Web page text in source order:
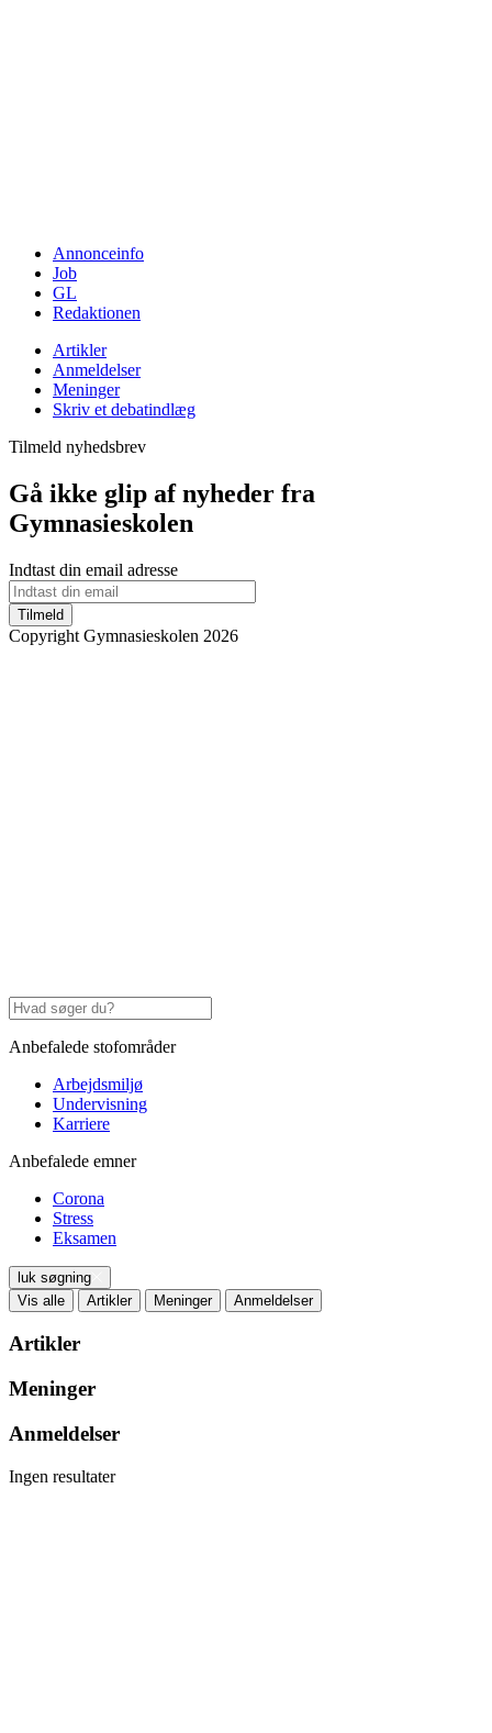
Annonceinfo
Job
GL
Redaktionen
Artikler
Anmeldelser
Meninger
Skriv et debatindlæg
Tilmeld nyhedsbrev
Gå ikke glip af nyheder fra
Gymnasieskolen
Indtast din email adresse
Tilmeld
Copyright Gymnasieskolen 2026
Anbefalede stofområder
Arbejdsmiljø
Undervisning
Karriere
Anbefalede emner
Corona
Stress
Eksamen
luk søgning
Vis alle
Artikler Meninger Anmeldelser
Artikler
Meninger
Anmeldelser
Ingen resultater